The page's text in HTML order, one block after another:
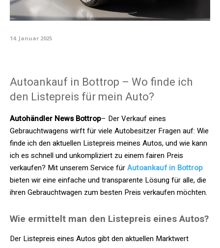
14. Januar 2025
Autoankauf in Bottrop – Wo finde ich
den Listepreis für mein Auto?
Autohändler News Bottrop– Der Verkauf eines
Gebrauchtwagens wirft für viele Autobesitzer Fragen auf: Wie
finde ich den aktuellen Listepreis meines Autos, und wie kann
ich es schnell und unkompliziert zu einem fairen Preis
verkaufen? Mit unserem Service fürAutoankauf in Bottrop
bieten wir eine einfache und transparente Lösung für alle, die
ihren Gebrauchtwagen zum besten Preis verkaufen möchten.
Wie ermittelt man den Listepreis eines Autos?
Der Listepreis eines Autos gibt den aktuellen Marktwert